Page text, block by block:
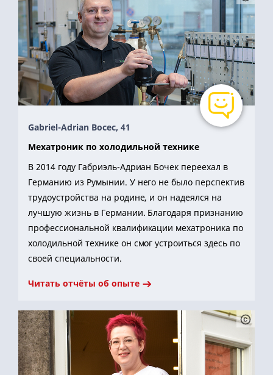
Gabriel-Adrian Bocec, 41
Мехатроник по холодильной технике
В 2014 году Габриэль-Адриан Бочек переехал в
Германию из Румынии. У него не было перспектив
трудоустройства на родине, и он надеялся на
лучшую жизнь в Германии. Благодаря признанию
профессиональной квалификации мехатроника по
холодильной технике он смог устроиться здесь по
своей специальности.
Читать отчёты об опыте